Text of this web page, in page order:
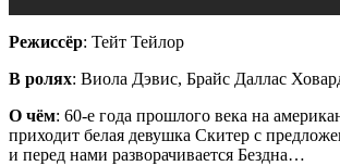
Режиссёр: Тейт Тейлор
В ролях: Виола Дэвис, Брайс Даллас
О чём: 60-е года прошлого века на
приходит белая девушка Скитер с
и перед нами разворачивается Бездна…